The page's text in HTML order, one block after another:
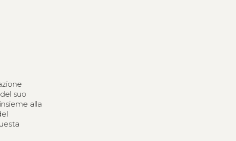
del suo
alla